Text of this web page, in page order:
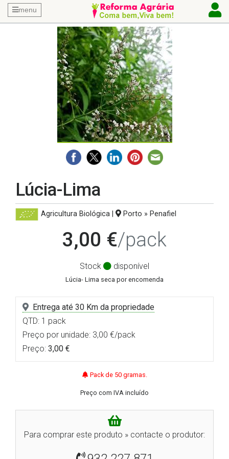
menu
Lúcia-Lima
Agricultura Biológica| Porto » Penafiel
3,00 €/pack
Stock disponível
Lúcia- Lima seca por encomenda
Entrega até 30 Km da propriedade
QTD: 1 pack
Preço por unidade: 3,00 €/pack
Preço: 3,00 €
Pack de 50 gramas.
Preço com IVA incluído
Para comprar este produto » contacte o produtor: